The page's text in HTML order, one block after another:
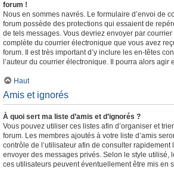
forum !
Nous en sommes navrés. Le formulaire d’envoi de
forum possède des protections qui essaient de
de tels messages. Vous devriez envoyer par
complète du courrier électronique que vous avez
forum. Il est très important d’y inclure les en-têtes
l’auteur du courrier électronique. Il pourra alors agir
Haut
Amis et ignorés
À quoi sert ma liste d’amis et d’ignorés ?
Vous pouvez utiliser ces listes afin d’organiser et
forum. Les membres ajoutés à votre liste d’amis
contrôle de l’utilisateur afin de consulter rapidement
envoyer des messages privés. Selon le style utilisé,
ces utilisateurs peuvent éventuellement être mis en